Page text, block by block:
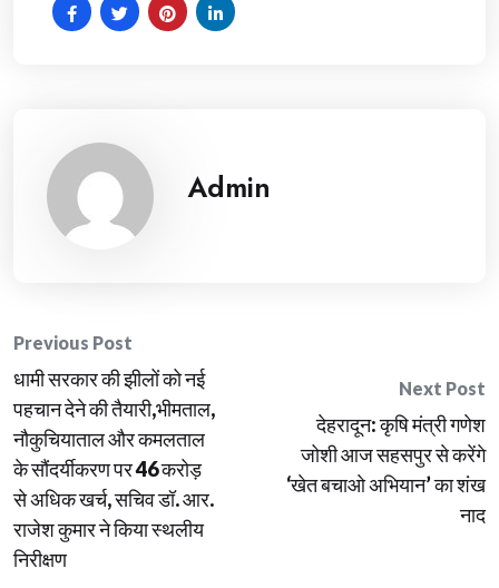
Admin
Post
navigation
Previous Post
धामी सरकार की झीलों को नई
पहचान देने की तैयारी,भीमताल,
नौकुचियाताल और कमलताल
के सौंदर्यीकरण पर 46 करोड़
से अधिक खर्च, सचिव डॉ. आर.
राजेश कुमार ने किया स्थलीय
निरीक्षण
Next Post
देहरादून: कृषि मंत्री गणेश
जोशी आज सहसपुर से करेंगे
‘खेत बचाओ अभियान’ का शंख
नाद